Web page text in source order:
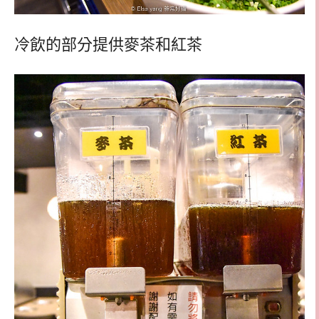
冷飲的部分提供麥茶和紅茶